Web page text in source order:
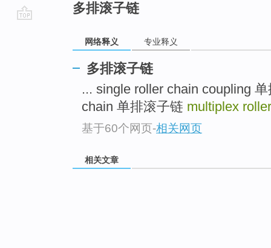
多排滚子链
网络释义 专业释义
多排滚子链
... single roller chain coupling
chain 单排滚子链 multiplex
基于60个网页-相关网页
相关文章